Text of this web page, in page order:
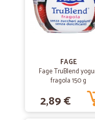
Venditore serio e preciso.
Il mio supermercato
La qualità del servizio e
è ottima, il servizio è
imballata e refrigerata a
gentilissimo e
FAGE
Fage TruBlend
fragola 150 g
2,89 €